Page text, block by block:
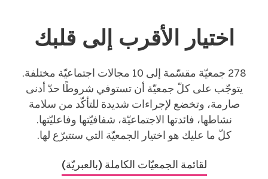
اختيار الأقرب إلى قلبك
278 جمعيّة مقسّمة إلى 10 مجالات اجتماعيّة مختلفة.
يتوجّب على كلّ جمعيّة أن تستوفي شروطًا حدّ أدنى
صارمة، وتخضع لإجراءات شديدة للتأكّد من سلامة
نشاطها، فائدتها الاجتماعيّة، شفافيّتها وفاعليّتها.
كلّ ما عليك هو اختيار الجمعيّة التي ستتبرّع لها.
لقائمة الجمعيّات الكاملة (بالعبريّة)